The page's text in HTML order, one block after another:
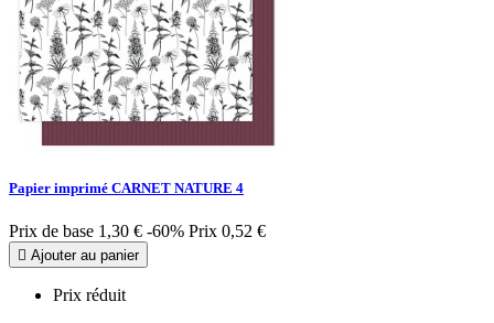
Papier imprimé CARNET NATURE 4
Prix de base 1,30 € -60% Prix 0,52 €
 Ajouter au panier
Prix réduit